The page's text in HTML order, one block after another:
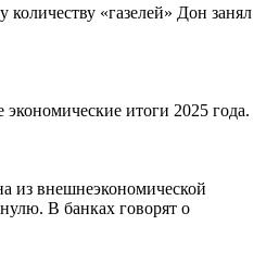
«газелей» Дон занял
итоги 2025 года.
из внешнеэкономической
В банках говорят о